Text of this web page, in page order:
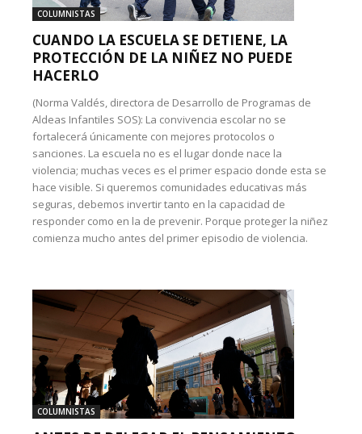
COLUMNISTAS
CUANDO LA ESCUELA SE DETIENE, LA
PROTECCIÓN DE LA NIÑEZ NO PUEDE
HACERLO
(Norma Valdés, directora de Desarrollo de Programas de
Aldeas Infantiles SOS): La convivencia escolar no se
fortalecerá únicamente con mejores protocolos o
sanciones. La escuela no es el lugar donde nace la
violencia; muchas veces es el primer espacio donde esta se
hace visible. Si queremos comunidades educativas más
seguras, debemos invertir tanto en la capacidad de
responder como en la de prevenir. Porque proteger la niñez
comienza mucho antes del primer episodio de violencia.
COLUMNISTAS